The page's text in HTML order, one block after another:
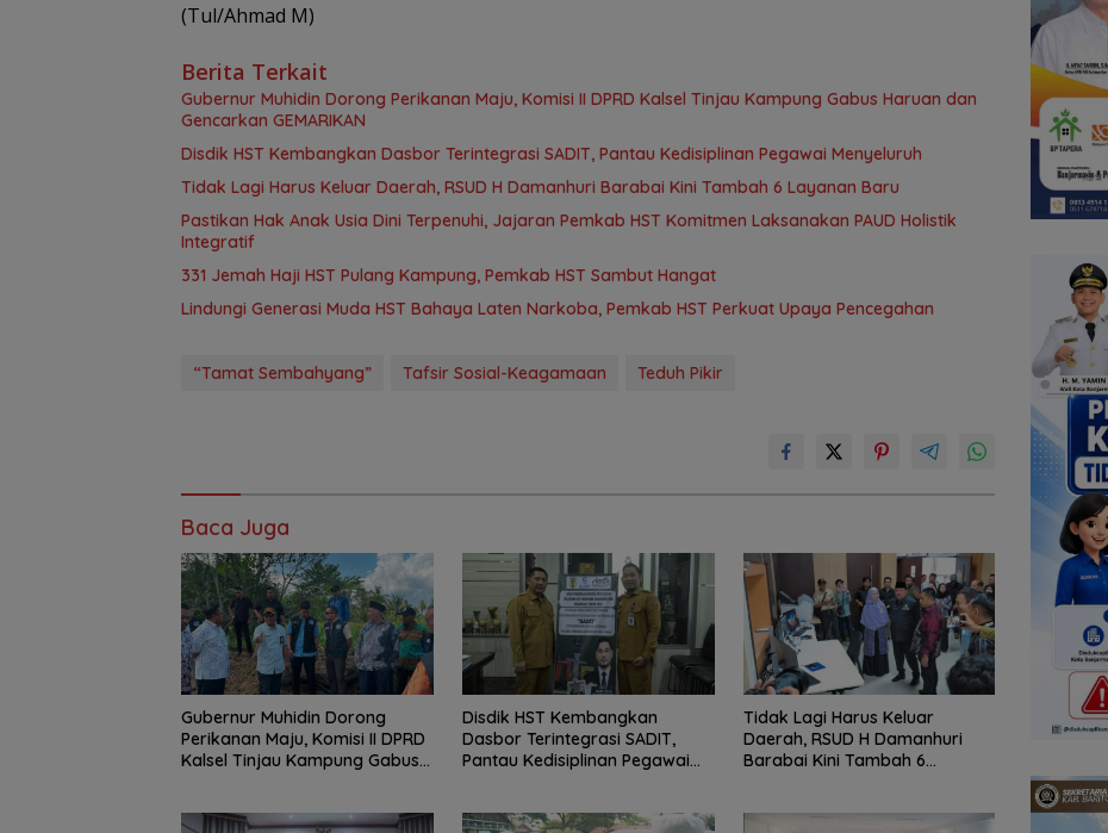
(Tul/Ahmad M)
Berita Terkait
Gubernur Muhidin Dorong Perikanan Maju, Komisi II DPRD Kalsel Tinjau Kampung Gabus Haruan dan
Gencarkan GEMARIKAN
Disdik HST Kembangkan Dasbor Terintegrasi SADIT, Pantau Kedisiplinan Pegawai Menyeluruh
Tidak Lagi Harus Keluar Daerah, RSUD H Damanhuri Barabai Kini Tambah 6 Layanan Baru
Pastikan Hak Anak Usia Dini Terpenuhi, Jajaran Pemkab HST Komitmen Laksanakan PAUD Holistik
Integratif
331 Jemah Haji HST Pulang Kampung, Pemkab HST Sambut Hangat
Lindungi Generasi Muda HST Bahaya Laten Narkoba, Pemkab HST Perkuat Upaya Pencegahan
“Tamat Sembahyang” Tafsir Sosial-Keagamaan Teduh Pikir
Baca Juga
Gubernur Muhidin Dorong
Perikanan Maju, Komisi II DPRD
Kalsel Tinjau Kampung Gabus
Disdik HST Kembangkan
Dasbor Terintegrasi SADIT,
Pantau Kedisiplinan Pegawai
Tidak Lagi Harus Keluar
Daerah, RSUD H Damanhuri
Barabai Kini Tambah 6